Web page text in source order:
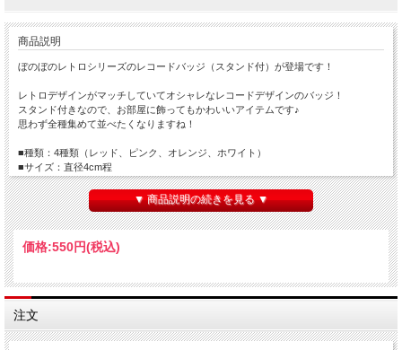
商品説明
ぼのぼのレトロシリーズのレコードバッジ（スタンド付）が登場です！
レトロデザインがマッチしていてオシャレなレコードデザインのバッジ！
スタンド付きなので、お部屋に飾ってもかわいいアイテムです♪
思わず全種集めて並べたくなりますね！
■種類：4種類（レッド、ピンク、オレンジ、ホワイト）
■サイズ：直径4cm程
▼ 商品説明の続きを見る ▼
価格:550円(税込)
注文